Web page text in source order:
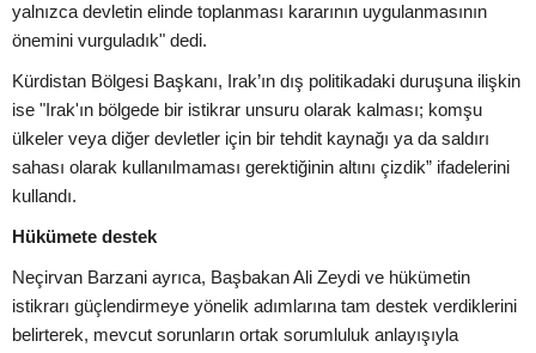
yalnızca devletin elinde toplanması kararının uygulanmasının
önemini vurguladık" dedi.
Kürdistan Bölgesi Başkanı, Irak’ın dış politikadaki duruşuna ilişkin
ise "Irak'ın bölgede bir istikrar unsuru olarak kalması; komşu
ülkeler veya diğer devletler için bir tehdit kaynağı ya da saldırı
sahası olarak kullanılmaması gerektiğinin altını çizdik” ifadelerini
kullandı.
Hükümete destek
Neçirvan Barzani ayrıca, Başbakan Ali Zeydi ve hükümetin
istikrarı güçlendirmeye yönelik adımlarına tam destek verdiklerini
belirterek, mevcut sorunların ortak sorumluluk anlayışıyla